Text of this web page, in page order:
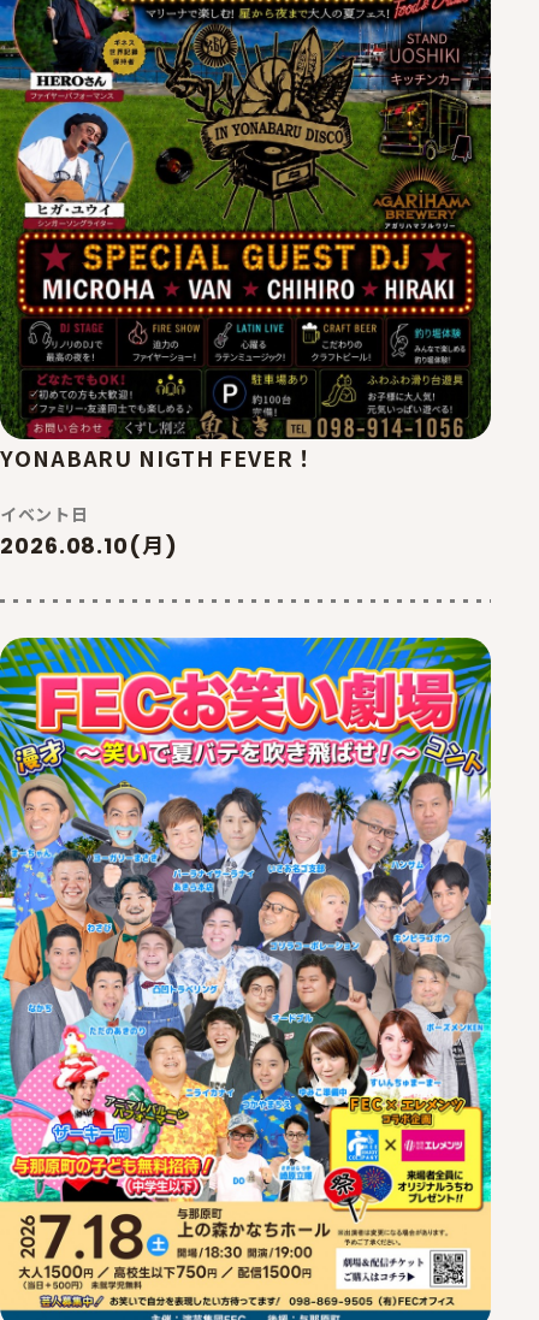
YONABARU NIGTH FEVER！
イベント日
2026.08.10(月)